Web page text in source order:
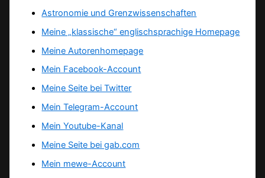
Astronomie und Grenzwissenschaften
Meine „klassische“ englischsprachige Homepage
Meine Autorenhomepage
Mein Facebook-Account
Meine Seite bei Twitter
Mein Telegram-Account
Mein Youtube-Kanal
Meine Seite bei gab.com
Mein mewe-Account